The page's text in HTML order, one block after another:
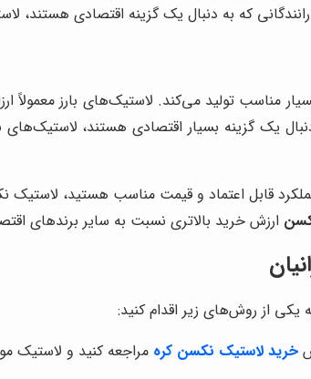
که به دنبال یک گزینه اقتصادی هستند،
مناسب تولید می‌کند. لاستیک‌های بارز معمولاً
یک گزینه بسیار اقتصادی هستند،
عملکرد قابل اعتماد و قیمت مناسب هستید،
ارزش خرید بالاتری نسبت به سایر برندهای
یکی از روش‌های زیر اقدام کنید:
خرید لاستیک نکسن کره مراجعه کنید و لاستیک